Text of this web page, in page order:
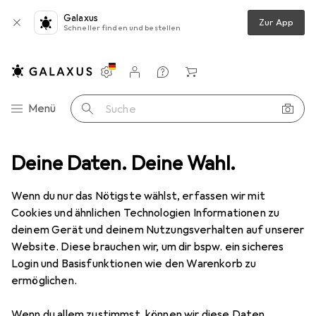
Deine Daten. Deine Wahl.
Wenn du nur das Nötigste wählst, erfassen wir mit
Cookies und ähnlichen Technologien Informationen zu
deinem Gerät und deinem Nutzungsverhalten auf unserer
Website. Diese brauchen wir, um dir bspw. ein sicheres
Login und Basisfunktionen wie den Warenkorb zu
ermöglichen.
Galaxus
Schneller finden und bestellen Zur App
Navigation nach Kategorien
Menü Suche
Einstellungen
Kundenkonto
Vergleichslisten
Merklisten
Warenkorb
Geräte Schutzfolie Dipos Displayschutzfolie Antireflex
5 Bilder
DiposDisplayschutzfolie Antireflex
EUR
10,–